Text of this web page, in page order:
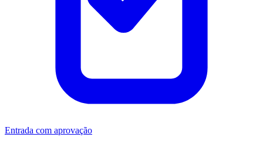
Entrada com aprovação